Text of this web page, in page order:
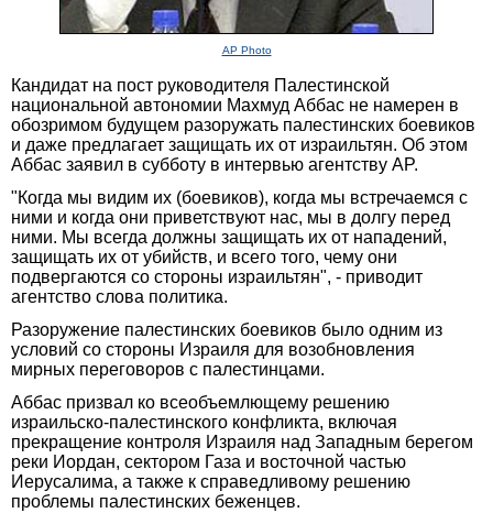
AP Photo
Кандидат на пост руководителя Палестинской
национальной автономии Махмуд Аббас не намерен в
обозримом будущем разоружать палестинских боевиков
и даже предлагает защищать их от израильтян. Об этом
Аббас заявил в субботу в интервью агентству AP.
"Когда мы видим их (боевиков), когда мы встречаемся с
ними и когда они приветствуют нас, мы в долгу перед
ними. Мы всегда должны защищать их от нападений,
защищать их от убийств, и всего того, чему они
подвергаются со стороны израильтян", - приводит
агентство слова политика.
Разоружение палестинских боевиков было одним из
условий со стороны Израиля для возобновления
мирных переговоров с палестинцами.
Аббас призвал ко всеобъемлющему решению
израильско-палестинского конфликта, включая
прекращение контроля Израиля над Западным берегом
реки Иордан, сектором Газа и восточной частью
Иерусалима, а также к справедливому решению
проблемы палестинских беженцев.